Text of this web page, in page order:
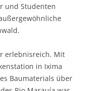
und Studenten
erlebnisreich. Mit
in Ixima
Baumaterials über